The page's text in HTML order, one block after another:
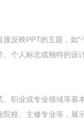
反映PPT的主题，如“
、个人标志或独特的设
、职业或专业领域等基
院校、主修专业等，展